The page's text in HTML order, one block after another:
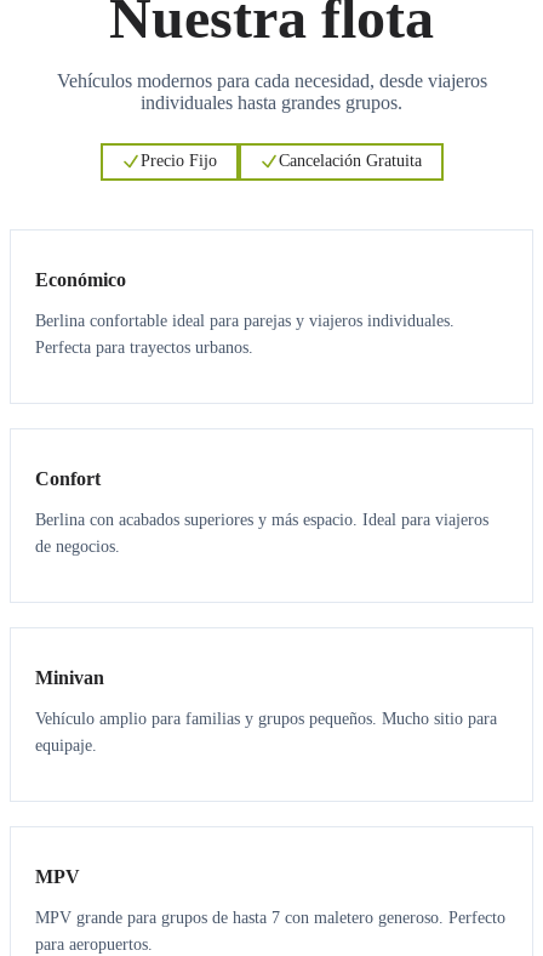
Nuestra flota
Vehículos modernos para cada necesidad, desde viajeros
individuales hasta grandes grupos.
Precio Fijo Cancelación Gratuita
Económico
Berlina confortable ideal para parejas y viajeros individuales.
Perfecta para trayectos urbanos.
3 3
Confort
Berlina con acabados superiores y más espacio. Ideal para viajeros
de negocios.
6 5
Minivan
Vehículo amplio para familias y grupos pequeños. Mucho sitio para
equipaje.
7 7
MPV
MPV grande para grupos de hasta 7 con maletero generoso. Perfecto
para aeropuertos.